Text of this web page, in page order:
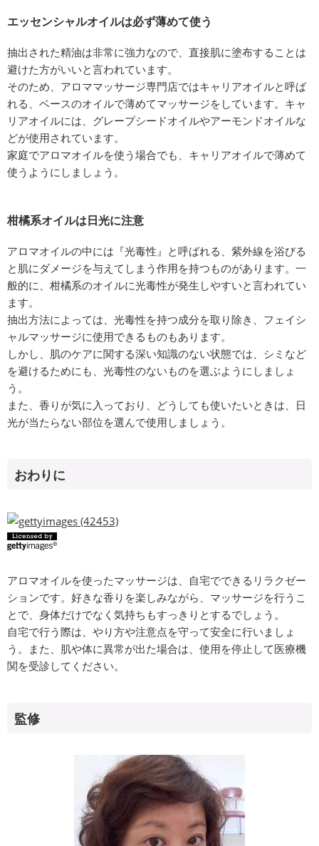
エッセンシャルオイルは必ず薄めて使う
抽出された精油は非常に強力なので、直接肌に塗布することは
避けた方がいいと言われています。
そのため、アロママッサージ専門店ではキャリアオイルと呼ば
れる、ベースのオイルで薄めてマッサージをしています。キャ
リアオイルには、グレープシードオイルやアーモンドオイルな
どが使用されています。
家庭でアロマオイルを使う場合でも、キャリアオイルで薄めて
使うようにしましょう。
柑橘系オイルは日光に注意
アロマオイルの中には『光毒性』と呼ばれる、紫外線を浴びる
と肌にダメージを与えてしまう作用を持つものがあります。一
般的に、柑橘系のオイルに光毒性が発生しやすいと言われてい
ます。
抽出方法によっては、光毒性を持つ成分を取り除き、フェイシ
ャルマッサージに使用できるものもあります。
しかし、肌のケアに関する深い知識のない状態では、シミなど
を避けるためにも、光毒性のないものを選ぶようにしましょ
う。
また、香りが気に入っており、どうしても使いたいときは、日
光が当たらない部位を選んで使用しましょう。
おわりに
アロマオイルを使ったマッサージは、自宅でできるリラクゼー
ションです。好きな香りを楽しみながら、マッサージを行うこ
とで、身体だけでなく気持ちもすっきりとするでしょう。
自宅で行う際は、やり方や注意点を守って安全に行いましょ
う。また、肌や体に異常が出た場合は、使用を停止して医療機
関を受診してください。
監修